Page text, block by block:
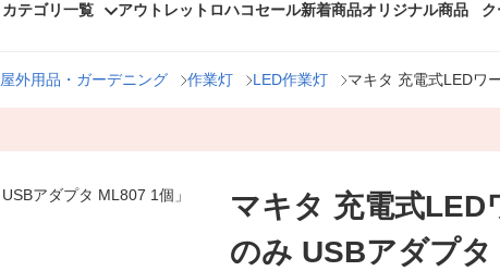
カテゴリ一覧 アウトレット ロハコセール新着商品オリジナル商品
屋外用品・ガーデニング 作業灯 LED作業灯 マキタ 充電式LEDワ
マキタ 充電式LED
のみ USBアダプタ